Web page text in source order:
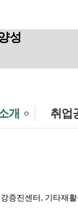
성
개 취업
진센터, 기타재